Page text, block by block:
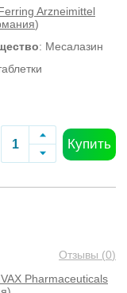
Arzneimittel
)
: Месалазин
Купить
Отзывы (0)
Pharmaceuticals